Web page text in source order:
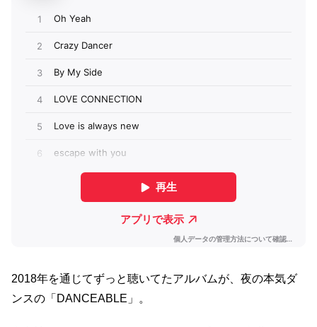
2018年を通じてずっと聴いてたアルバムが、夜の本気ダ
ンスの「DANCEABLE」。